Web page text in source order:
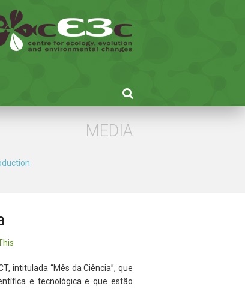
MEDIA
intitulada “Mês da Ciência”, que
e tecnológica e que estão